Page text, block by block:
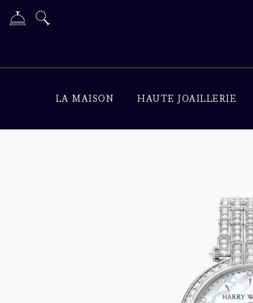
LA MAISON HAUTE JOAILLERIE